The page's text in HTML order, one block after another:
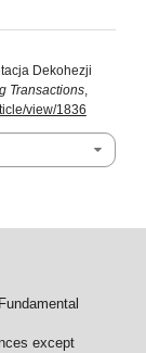
Dekohezji
Transactions,
view/1836
except